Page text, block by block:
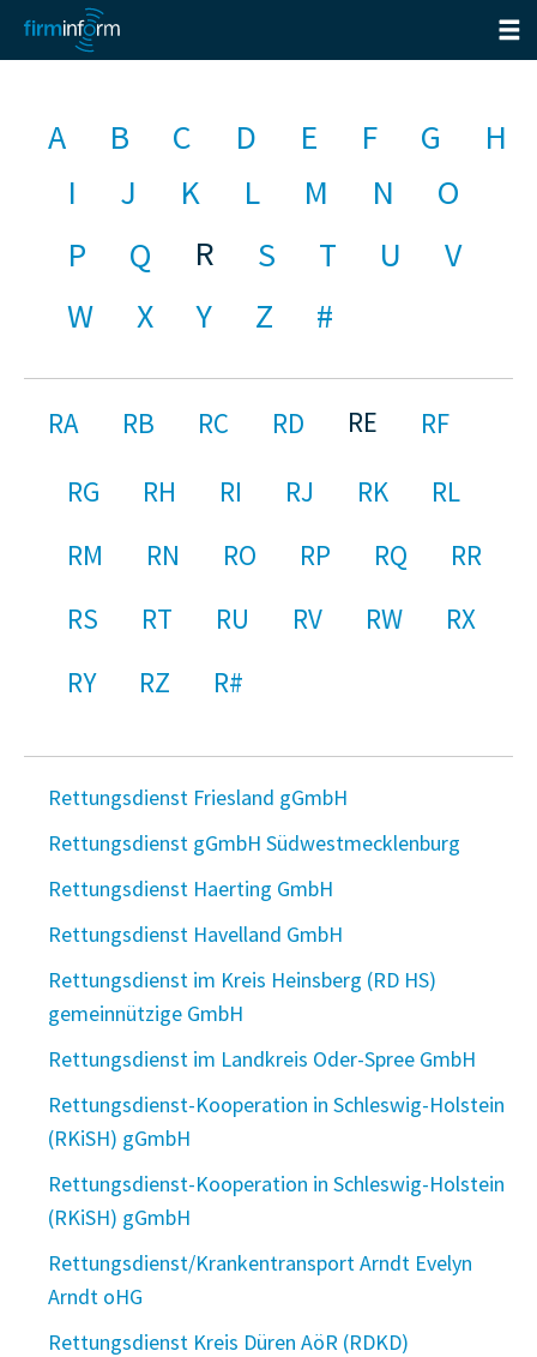
A B C D E F G
H
I
J K L M N
O
P
Q R S T U
V
W
X Y Z #
RA RB RC RD RE
RF
RG
RH RI RJ RK
RL
RM
RN RO RP RQ
RR
RS
RT RU RV RW
RX
RY
RZ R#
Rettungsdienst Friesland gGmbH
Rettungsdienst gGmbH Südwestmecklenburg
Rettungsdienst Haerting GmbH
Rettungsdienst Havelland GmbH
Rettungsdienst im Kreis Heinsberg (RD HS)
gemeinnützige GmbH
Rettungsdienst im Landkreis Oder-Spree GmbH
Rettungsdienst-Kooperation in Schleswig-Holstein
(RKiSH) gGmbH
Rettungsdienst-Kooperation in Schleswig-Holstein
(RKiSH) gGmbH
Rettungsdienst/Krankentransport Arndt Evelyn
Arndt oHG
Rettungsdienst Kreis Düren AöR (RDKD)